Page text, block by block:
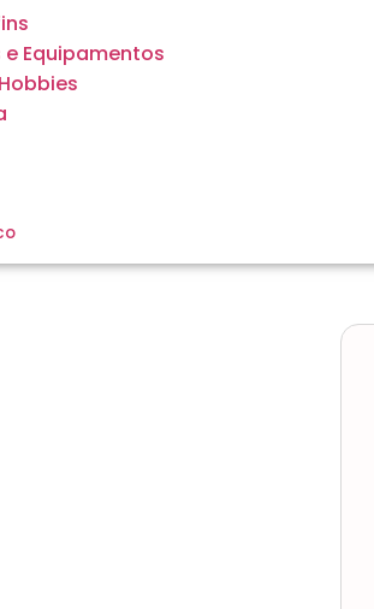
Equipamentos